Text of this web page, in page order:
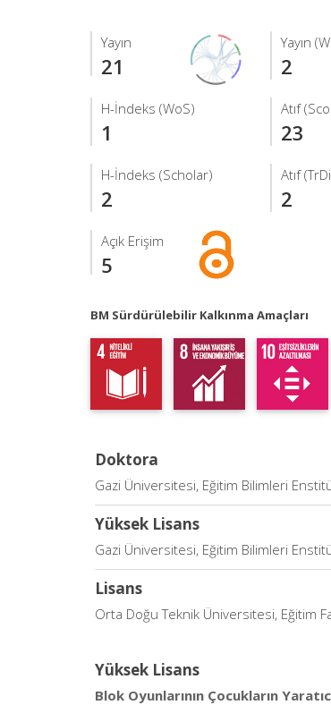
Yayın
21
Yayın
2
H-İndeks (WoS)
1
Atıf
23
H-İndeks (Scholar)
2
Atıf
2
Açık Erişim
5
BM Sürdürülebilir Kalkınma Amaçları
Doktora
Gazi Üniversitesi, Eğitim Bilimleri
Yüksek Lisans
Gazi Üniversitesi, Eğitim Bilimleri
Lisans
Orta Doğu Teknik Üniversitesi, Eğitim
Yüksek Lisans
Blok Oyunlarının Çocukların